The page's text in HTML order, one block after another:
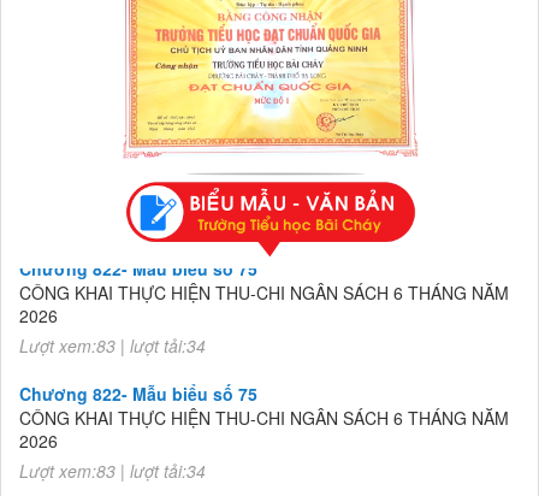
Chương 822- Mẫu biểu số 75
CÔNG KHAI THỰC HIỆN THU-CHI NGÂN SÁCH 6 THÁNG NĂM
2026
Lượt xem:83 | lượt tải:34
Chương 822- Mẫu biểu số 75
CÔNG KHAI THỰC HIỆN THU-CHI NGÂN SÁCH 6 THÁNG NĂM
2026
Lượt xem:83 | lượt tải:34